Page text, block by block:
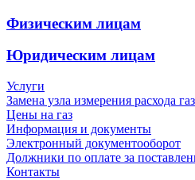
Физическим лицам
Юридическим лицам
Услуги
Замена узла измерения расхода
Цены на газ
Информация и документы
Электронный документооборот
Должники по оплате за
Контакты